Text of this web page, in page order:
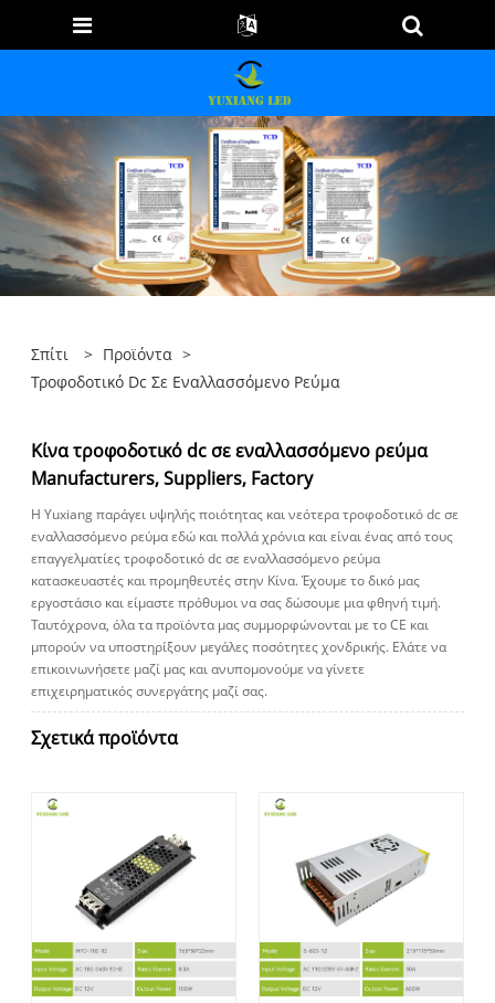
Σπίτι > Προϊόντα >
Τροφοδοτικό Dc Σε Εναλλασσόμενο Ρεύμα
Κίνα τροφοδοτικό dc σε εναλλασσόμενο ρεύμα
Manufacturers, Suppliers, Factory
Η Yuxiang παράγει υψηλής ποιότητας και νεότερα τροφοδοτικό dc σε
εναλλασσόμενο ρεύμα εδώ και πολλά χρόνια και είναι ένας από τους
επαγγελματίες τροφοδοτικό dc σε εναλλασσόμενο ρεύμα
κατασκευαστές και προμηθευτές στην Κίνα. Έχουμε το δικό μας
εργοστάσιο και είμαστε πρόθυμοι να σας δώσουμε μια φθηνή τιμή.
Ταυτόχρονα, όλα τα προϊόντα μας συμμορφώνονται με το CE και
μπορούν να υποστηρίξουν μεγάλες ποσότητες χονδρικής. Ελάτε να
επικοινωνήσετε μαζί μας και ανυπομονούμε να γίνετε
επιχειρηματικός συνεργάτης μαζί σας.
Σχετικά προϊόντα